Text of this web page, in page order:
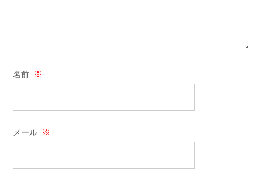
名前 ※
メール ※